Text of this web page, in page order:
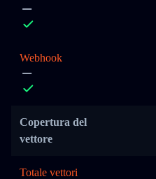
Webhook
Copertura del
vettore
Totale vettori